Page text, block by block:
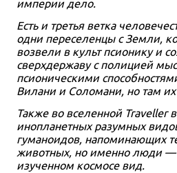
империи дело.
Есть и третья ветка
одни переселенцы с Земли,
возвели в культ псионику и
сверхдержаву с полицией
псионическими
Вилани и Соломани, но там
Также во вселенной Traveller
инопланетных разумных
гуманоидов, напоминающих
животных, но именно люди —
изученном космосе вид.